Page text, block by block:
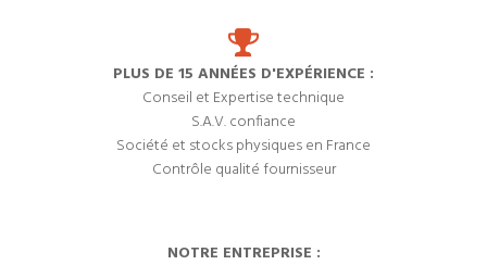
PLUS DE 15 ANNÉES D'EXPÉRIENCE :
Conseil et Expertise technique
S.A.V. confiance
Société et stocks physiques en France
Contrôle qualité fournisseur
NOTRE ENTREPRISE :